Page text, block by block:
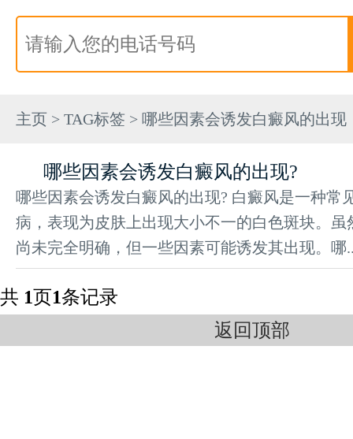
主页 > TAG标签 > 哪些因素会诱发白癜风的出现
哪些因素会诱发白癜风的出现?
哪些因素会诱发白癜风的出现? 白癜风是一种常
病，表现为皮肤上出现大小不一的白色斑块。虽
尚未完全明确，但一些因素可能诱发其出现。哪
共 1页1条记录
返回顶部